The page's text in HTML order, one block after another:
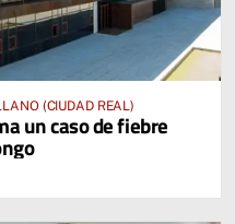
(CIUDAD REAL)
un caso de fiebre